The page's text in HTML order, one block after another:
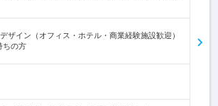
ザイン（オフィス・ホテル・商業経験施設歓迎）
ちの方